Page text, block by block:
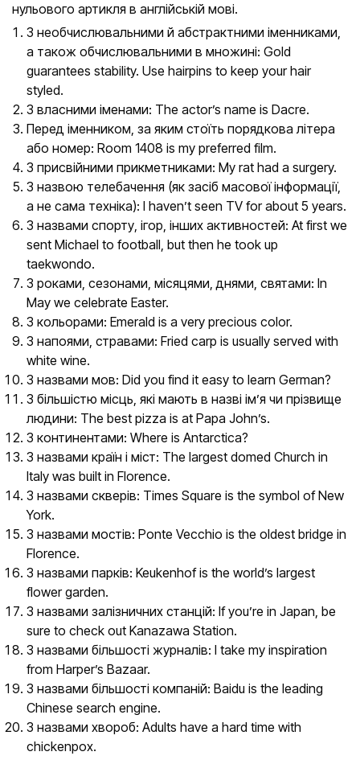
нульового артикля в англійській мові.
З необчислювальними й абстрактними іменниками,
а також обчислювальними в множині: Gold
guarantees stability. Use hairpins to keep your hair
styled.
З власними іменами: The actor’s name is Dacre.
Перед іменником, за яким стоїть порядкова літера
або номер: Room 1408 is my preferred film.
З присвійними прикметниками: My rat had a surgery.
З назвою телебачення (як засіб масової інформації,
а не сама техніка): I haven’t seen TV for about 5 years.
З назвами спорту, ігор, інших активностей: At first we
sent Michael to football, but then he took up
taekwondo.
З роками, сезонами, місяцями, днями, святами: In
May we celebrate Easter.
З кольорами: Emerald is a very precious color.
З напоями, стравами: Fried carp is usually served with
white wine.
З назвами мов: Did you find it easy to learn German?
З більшістю місць, які мають в назві ім’я чи прізвище
людини: The best pizza is at Papa John’s.
З континентами: Where is Antarctica?
З назвами країн і міст: The largest domed Church in
Italy was built in Florence.
З назвами скверів: Times Square is the symbol of New
York.
З назвами мостів: Ponte Vecchio is the oldest bridge in
Florence.
З назвами парків: Keukenhof is the world’s largest
flower garden.
З назвами залізничних станцій: If you’re in Japan, be
sure to check out Kanazawa Station.
З назвами більшості журналів: I take my inspiration
from Harper’s Bazaar.
З назвами більшості компаній: Baidu is the leading
Chinese search engine.
З назвами хвороб: Adults have a hard time with
chickenpox.